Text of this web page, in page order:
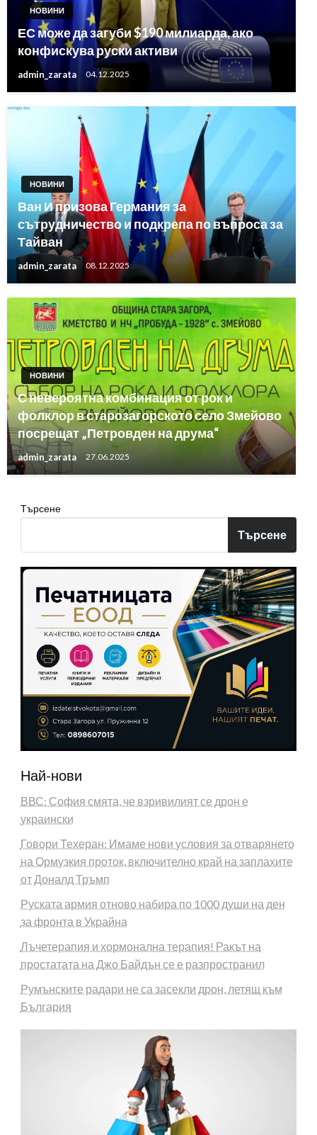
НОВИНИ
ЕС може да загуби $190 милиарда, ако
конфискува руски активи
admin_zarata 04.12.2025
НОВИНИ
Ван И призова Германия за
сътрудничество и подкрепа по въпроса за
Тайван
admin_zarata 08.12.2025
НОВИНИ
С невероятна комбинация от рок и
фолклор в старозагорското село Змейово
посрещат „Петровден на друма“
admin_zarata 27.06.2025
Търсене
Търсене
Най-нови
ВВС: София смята, че взривилият се дрон е
украински
Говори Техеран: Имаме нови условия за отварянето
на Ормузкия проток, включително край на заплахите
от Доналд Тръмп
Руската армия отново набира по 1000 души на ден
за фронта в Украйна
Лъчетерапия и хормонална терапия! Ракът на
простатата на Джо Байдън се е разпространил
Румънските радари не са засекли дрон, летящ към
България